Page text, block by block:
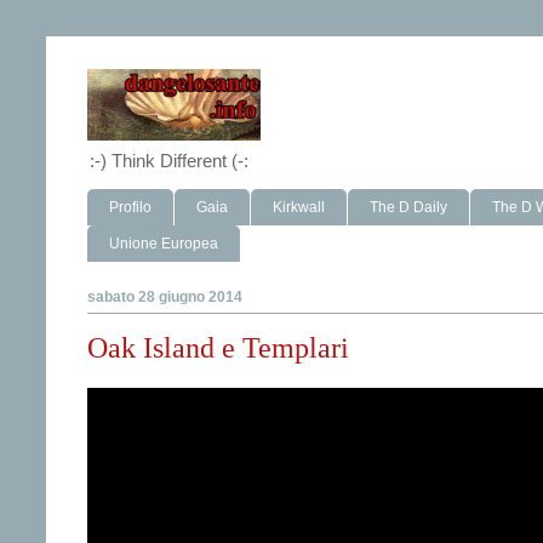
:-) Think Different (-:
Profilo Gaia Kirkwall The D Daily The D
Unione Europea
sabato 28 giugno 2014
Oak Island e Templari